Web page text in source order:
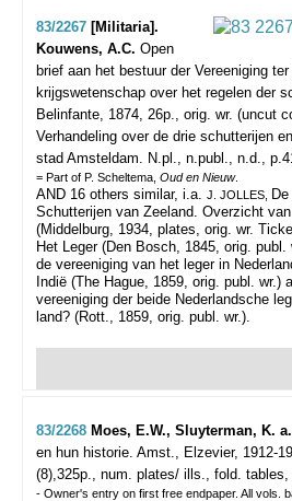
83/2267 [Militaria].
Kouwens, A.C. Open
brief aan het bestuur der Vereeniging
krijgswetenschap over het regelen der
Belinfante, 1874, 26p., orig. wr. (uncut
Verhandeling over de drie schutterijen
stad Amsteldam. N.pl., n.publ., n.d.,
= Part of P. Scheltema, Oud en Nieuw.
AND 16 others similar, i.a. J. JOLLES,
Schutterijen van Zeeland. Overzicht
(Middelburg, 1934, plates, orig. wr.
Het Leger (Den Bosch, 1845, orig. publ.
de vereeniging van het leger in
Indië (The Hague, 1859, orig. publ. wr.)
vereeniging der beide Nederlandsche
land? (Rott., 1859, orig. publ. wr.).
83/2268 Moes, E.W., Sluyterman, K.
en hun historie. Amst., Elzevier, 1912-
(8),325p., num. plates/ ills., fold.
- Owner's entry on first free endpaper. All vols.